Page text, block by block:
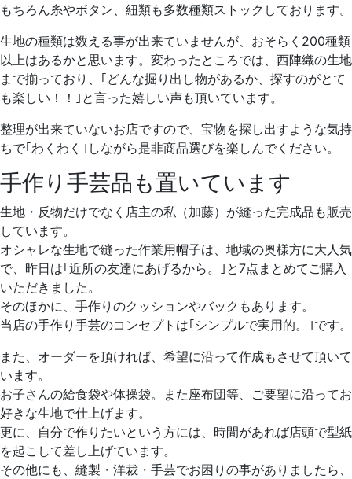
もちろん糸やボタン、紐類も多数種類ストックしております。
生地の種類は数える事が出来ていませんが、おそらく200種類
以上はあるかと思います。変わったところでは、西陣織の生地
まで揃っており、｢どんな掘り出し物があるか、探すのがとて
も楽しい！！｣と言った嬉しい声も頂いています。
整理が出来ていないお店ですので、宝物を探し出すような気持
ちで｢わくわく｣しながら是非商品選びを楽しんでください。
手作り手芸品も置いています
生地・反物だけでなく店主の私（加藤）が縫った完成品も販売
しています。
オシャレな生地で縫った作業用帽子は、地域の奥様方に大人気
で、昨日は｢近所の友達にあげるから。｣と7点まとめてご購入
いただきました。
そのほかに、手作りのクッションやバックもあります。
当店の手作り手芸のコンセプトは｢シンプルで実用的。｣です。
また、オーダーを頂ければ、希望に沿って作成もさせて頂いて
います。
お子さんの給食袋や体操袋。また座布団等、ご要望に沿ってお
好きな生地で仕上げます。
更に、自分で作りたいという方には、時間があれば店頭で型紙
を起こして差し上げています。
その他にも、縫製・洋裁・手芸でお困りの事がありましたら、